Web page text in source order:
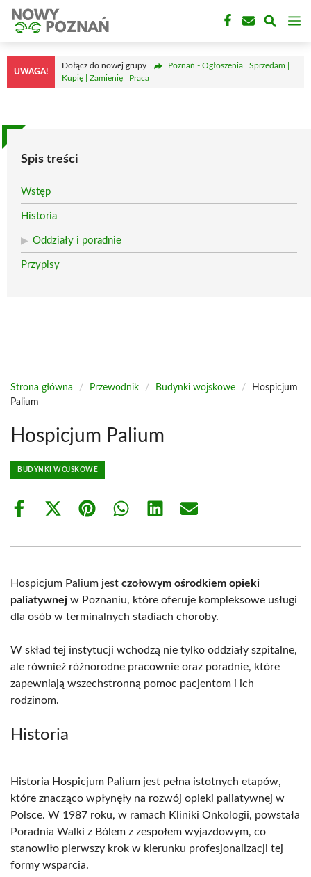
Przejdź
treści
UWAGA!
Dołącz do nowej grupy
Poznań - Ogłoszenia | Sprzedam |
Kupię | Zamienię | Praca
Spis treści
Wstęp
Historia
Oddziały i poradnie
Przypisy
Strona główna / Przewodnik / Budynki wojskowe /
Hospicjum
Palium
Hospicjum Palium
BUDYNKI WOJSKOWE
Share
Share
(Twitter)
Share Share Share Share
Hospicjum Palium jest czołowym ośrodkiem opieki
paliatywnej w Poznaniu, które oferuje kompleksowe usługi
dla osób w terminalnych stadiach choroby.
W skład tej instytucji wchodzą nie tylko oddziały szpitalne,
ale również różnorodne pracownie oraz poradnie, które
zapewniają wszechstronną pomoc pacjentom i ich
rodzinom.
Historia
Historia Hospicjum Palium jest pełna istotnych etapów,
które znacząco wpłynęły na rozwój opieki paliatywnej w
Polsce. W 1987 roku, w ramach Kliniki Onkologii, powstała
Poradnia Walki z Bólem z zespołem wyjazdowym, co
stanowiło pierwszy krok w kierunku profesjonalizacji tej
formy wsparcia.